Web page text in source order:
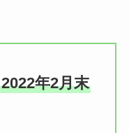
2022年2月末